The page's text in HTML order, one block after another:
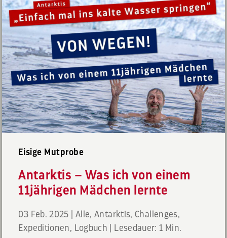
Eisige Mutprobe
Antarktis – Was ich von einem
11jährigen Mädchen lernte
03 Feb. 2025 Alle,Antarktis, Challenges,
Expeditionen, Logbuch Lesedauer: 1 Min.